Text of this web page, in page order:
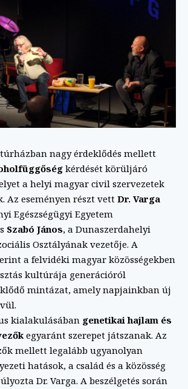
nagy érdeklődés mellett
kérdését körüljáró
a helyi magyar civil szervezetek
Az eseményen részt vett Dr. Varga
Egészségügyi Egyetem
Szabó János, a Dunaszerdahelyi
Osztályának vezetője. A
a felvidéki magyar közösségekben
kultúrája generációról
mintázat, amely napjainkban új
kialakulásában genetikai hajlam és
egyaránt szerepet játszanak. Az
mellett legalább ugyanolyan
hatások, a család és a közösség
Dr. Varga. A beszélgetés során